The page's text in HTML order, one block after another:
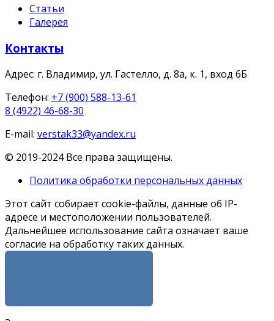
Статьи
Галерея
Контакты
Адрес: г. Владимир, ул. Гастелло, д. 8а, к. 1, вход 6Б
Телефон: +7 (900) 588-13-61
8 (4922) 46-68-30
E-mail: verstak33@yandex.ru
© 2019-2024 Все права защищены.
Политика обработки персональных данных
Этот сайт собирает cookie-файлы, данные об IP-
адресе и местоположении пользователей.
Дальнейшее использование сайта означает ваше
согласие на обработку таких данных.